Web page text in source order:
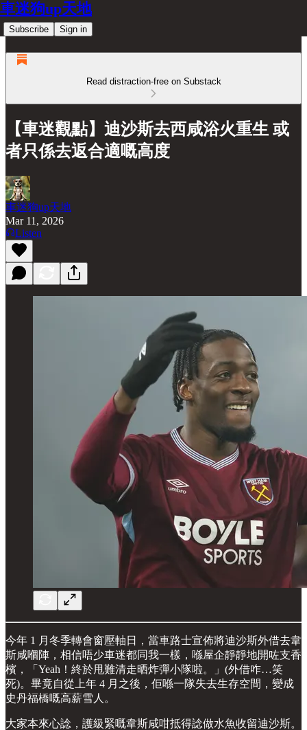
車迷狗up天地
Subscribe Sign in
Read distraction-free on Substack
【車迷觀點】迪沙斯去西咸浴火重生 或
者只係去返合適嘅高度
車迷狗up天地
Mar 11, 2026
Listen
今年 1 月冬季轉會窗壓軸日，當車路士宣佈將迪沙斯外借去韋
斯咸嗰陣，相信唔少車迷都同我一樣，喺屋企靜靜地開咗支香
檳，「Yeah！終於甩難清走晒炸彈小隊啦。」(外借咋…笑
死)。畢竟自從上年 4 月之後，佢喺一隊失去生存空間，變成
史丹福橋嘅高薪雪人。
大家本來心諗，護級緊嘅韋斯咸咁抵得諗做水魚收留迪沙斯。